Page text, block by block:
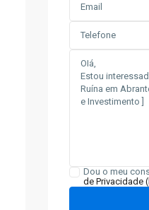
Dou o meu
de Privacidade